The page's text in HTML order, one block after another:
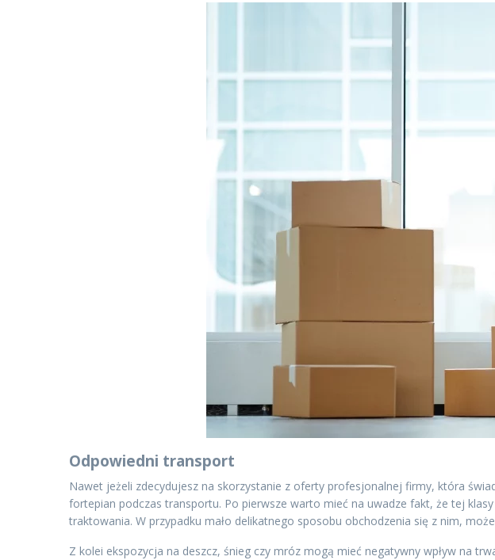
Odpowiedni transport
Nawet jeżeli zdecydujesz na skorzystanie z oferty profesjonalnej firmy, która
fortepian podczas transportu. Po pierwsze warto mieć na uwadze fakt, że tej
traktowania. W przypadku mało delikatnego sposobu obchodzenia się z nim,
Z kolei ekspozycja na deszcz, śnieg czy mróz mogą mieć negatywny wpływ na